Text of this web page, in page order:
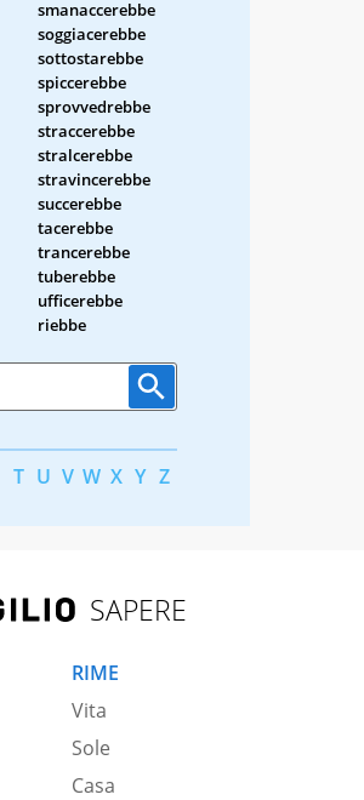
smanaccerebbe
soggiacerebbe
sottostarebbe
spiccerebbe
sprovvedrebbe
straccerebbe
stralcerebbe
stravincerebbe
succerebbe
tacerebbe
trancerebbe
tuberebbe
ufficerebbe
riebbe
T U V W X Y Z
SAPERE
RIME
Vita
Sole
Casa